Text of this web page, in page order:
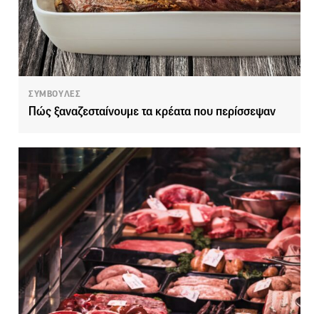
ΣΥΜΒΟΥΛΕΣ
Πώς ξαναζεσταίνουμε τα κρέατα που περίσσεψαν